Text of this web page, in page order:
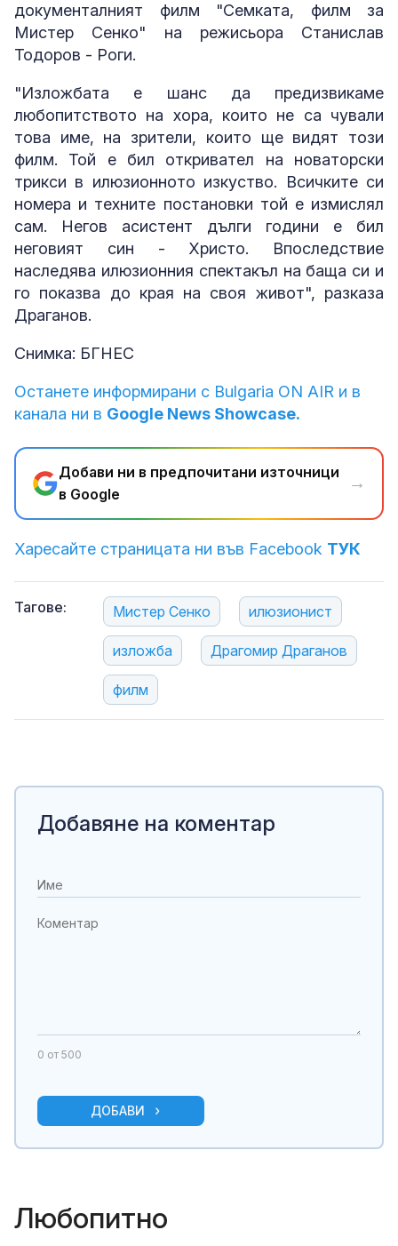
документалният филм "Семката, филм за
Мистер Сенко" на режисьора Станислав
Тодоров - Роги.
"Изложбата е шанс да предизвикаме
любопитството на хора, които не са чували
това име, на зрители, които ще видят този
филм. Той е бил откривател на новаторски
трикси в илюзионното изкуство. Всичките си
номера и техните постановки той е измислял
сам. Негов асистент дълги години е бил
неговият син - Христо. Впоследствие
наследява илюзионния спектакъл на баща си и
го показва до края на своя живот", разказа
Драганов.
Снимка: БГНЕС
Останете информирани с Bulgaria ON AIR и в
канала ни в Google News Showcase.
Добави ни в предпочитани източници
в Google
→
Харесайте страницата ни във Facebook ТУК
Тагове: Мистер Сенко илюзионист
изложба Драгомир Драганов
филм
Добавяне на коментар
0 от 500
ДОБАВИ
Любопитно